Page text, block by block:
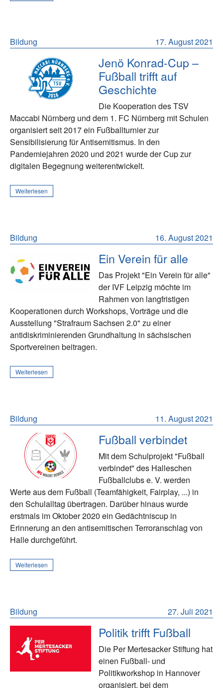
17. August 2021
Bildung
Jenö Konrad-Cup –
Fußball trifft auf
Geschichte
Die Kooperation des TSV
Maccabi Nürnberg und dem 1. FC Nürnberg mit Schulen
organisiert seit 2017 ein Fußballturnier zur
Sensibilisierung für Antisemitismus. In den
Pandemiejahren 2020 und 2021 wurde der Cup zur
digitalen Begegnung weiterentwickelt.
Weiterlesen
16. August 2021
Bildung
Ein Verein für alle
Das Projekt "Ein Verein für alle"
der IVF Leipzig möchte im
Rahmen von langfristigen
Kooperationen durch Workshops, Vorträge und die
Ausstellung "Strafraum Sachsen 2.0" zu einer
antidiskriminierenden Grundhaltung in sächsischen
Sportvereinen beitragen.
Weiterlesen
11. August 2021
Bildung
Fußball verbindet
Mit dem Schulprojekt "Fußball
verbindet" des Halleschen
Fußballclubs e. V. werden
Werte aus dem Fußball (Teamfähigkeit, Fairplay, ...) in
den Schulalltag übertragen. Darüber hinaus wurde
erstmals im Oktober 2020 ein Gedächtniscup in
Erinnerung an den antisemitischen Terroranschlag von
Halle durchgeführt.
Weiterlesen
27. Juli 2021
Bildung
Politik trifft Fußball
Die Per Mertesacker Stiftung hat
einen Fußball- und
Politikworkshop in Hannover
organisiert, bei dem